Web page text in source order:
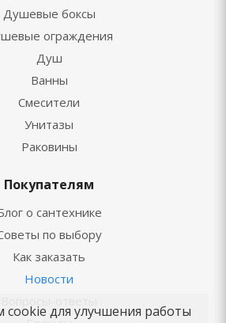
Душевые боксы
ограждения
Душ
Ванны
Смесители
Унитазы
Раковины
Покупателям
о сантехнике
по выбору
Как заказать
Новости
для улучшения работы